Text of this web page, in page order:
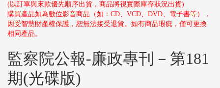
(以訂單與來款優先順序出貨，商品將視實際庫存狀況出貨)
購買產品如為數位影音商品（如：CD、VCD、DVD、電子書等），
因受智慧財產權保護，恕無法接受退貨。如有商品瑕疵，僅可更換
相同產品。
監察院公報-廉政專刊－第181
期(光碟版)